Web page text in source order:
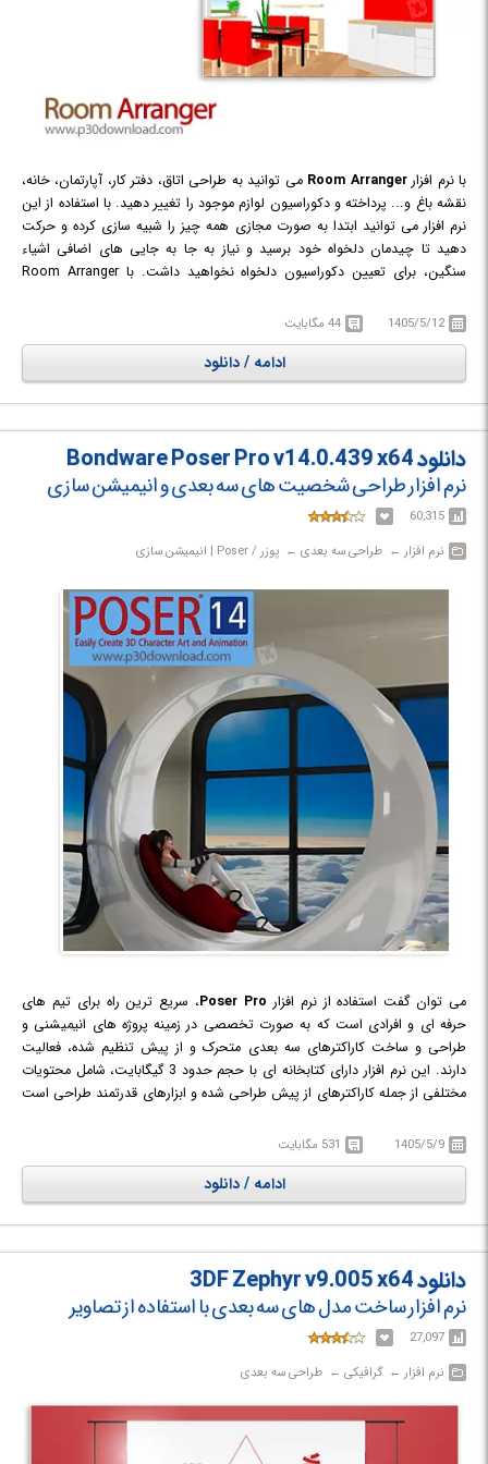
با نرم افزارRoom Arranger می توانید به طراحی اتاق، دفتر کار، آپارتمان، خانه،
نقشه باغ و... پرداخته و دکوراسیون لوازم موجود را تغییر دهید. با استفاده از این
نرم افزار می توانید ابتدا به صورت مجازی همه چیز را شبیه سازی کرده و حرکت
دهید تا چیدمان دلخواه خود برسید و نیاز به جا به جایی های اضافی اشیاء
سنگین، برای تعیین دکوراسیون دلخواه نخواهید داشت. با Room Arranger
آپارتمان خود بارها و بارها و با دکوراسیون های متفاوت را طراحی کنید. البته
Room Arranger فقط برای طراحی اتاق و آپارتمان نیست بلکه در جاهای دیگری
مثل معماری باغ، توسعه و تعمیر خانه و طراحی وب (صفحه وب مانند خانه)،
کاربرد دارد.
1405/5/12 44 مگابایت
ادامه / دانلود
دانلود Bondware Poser Pro v14.0.439 x64
نرم افزار طراحی شخصیت های سه بعدی و انیمیشن سازی
60,315
نرم افزار‎ ← ‏ طراحی سه بعدی‎ ← ‏ پوزر / Poser | انیمیشن سازی
می توان گفت استفاده از نرم افزار Poser Pro، سریع ترین راه برای تیم های
حرفه ای و افرادی است که به صورت تخصصی در زمینه پروژه های انیمیشنی و
طراحی و ساخت کاراکترهای سه بعدی متحرک و از پیش تنظیم شده، فعالیت
دارند. این نرم افزار دارای کتابخانه ای با حجم حدود 3 گیگابایت، شامل محتویات
مختلفی از جمله کاراکترهای از پیش طراحی شده و ابزارهای قدرتمند طراحی است
Pro با فراهم کردن یک سیستم بر پایه گره ها بهترین نرم افزار برای ویرایش
عناصر، موهای داینامیک، البسه داینامیک و ابزار مختلف برای ساخت مورف است.
در واقع این نرم افزار امکان نمایش انیمیشن ها واقع گرایانه در یک ویدئو را برای
شما فراهم می کند و طرح بدن و استایل آن در خروجی نهایی بسیار واقعی
خواهد بود.
1405/5/9 531 مگابایت
ادامه / دانلود
دانلود 3DF Zephyr v9.005 x64
نرم افزار ساخت مدل های سه بعدی با استفاده از تصاویر
27,097
نرم افزار‎ ← ‏ گرافیکی‎ ← ‏ طراحی سه بعدی